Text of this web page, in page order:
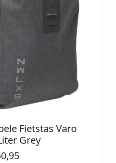
Fietstas Varo
Grey